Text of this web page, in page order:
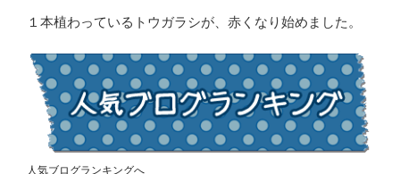
１本植わっているトウガラシが、赤くなり始めました。
人気ブログランキングへ